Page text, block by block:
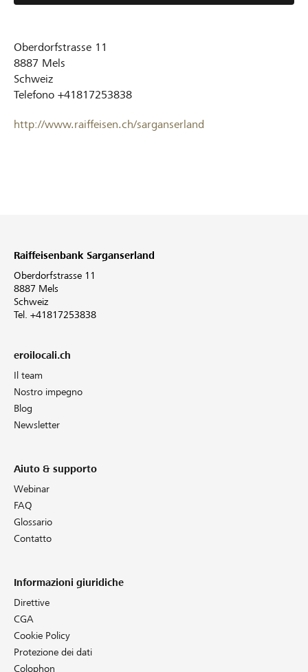
Oberdorfstrasse 11
8887 Mels
Schweiz
Telefono +41817253838
http://www.raiffeisen.ch/sarganserland
Raiffeisenbank Sarganserland
Oberdorfstrasse 11
8887 Mels
Schweiz
Tel. +41817253838
eroilocali.ch
Il team
Nostro impegno
Blog
Newsletter
Aiuto & supporto
Webinar
FAQ
Glossario
Contatto
Informazioni giuridiche
Direttive
CGA
Cookie Policy
Protezione dei dati
Colophon